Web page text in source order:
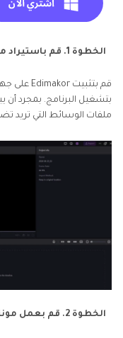
الخطوة 1. قم باستيراد مقاطع الفيديو
بتشغيل البرنامج. بمجرد أن
ملفات الوسائط التي تريد
الخطوة 2. قم بعمل مونتاج للفيديو